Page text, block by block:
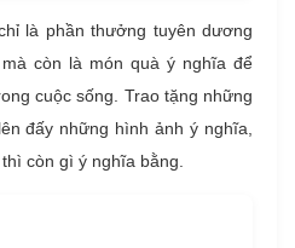
là phần thưởng tuyên dương
còn là món quà ý nghĩa để
cuộc sống. Trao tặng những
đấy những hình ảnh ý nghĩa,
còn gì ý nghĩa bằng.